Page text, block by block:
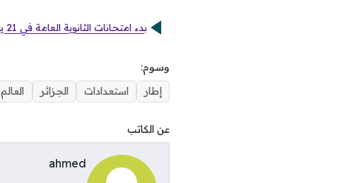
بدء امتحانات الثانوية العامة في 21 يونيو مع كشف تفاصيل توزيع الأسئلة والجدول
وسوم:
إطار
استعدادات الجزائر العالم
عن الكاتب
ahmed